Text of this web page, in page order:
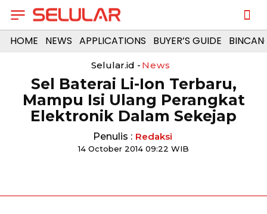
HOME NEWS APPLICATIONS BUYER’S GUIDE
Selular.id - News
Sel Baterai Li-Ion Terbaru,
Mampu Isi Ulang Perangkat
Elektronik Dalam Sekejap
Penulis : Redaksi
14 October 2014 09:22 WIB